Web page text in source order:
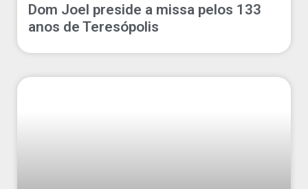
Dom Joel preside a missa pelos 133
anos de Teresópolis